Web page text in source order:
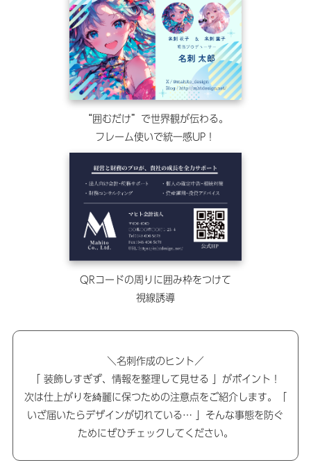
“囲むだけ”で世界観が伝わる。
フレーム使いで統一感UP！
QRコードの周りに囲み枠をつけて
視線誘導
＼名刺作成のヒント／
「 装飾しすぎず、情報を整理して見せる 」がポイント！
次は仕上がりを綺麗に保つための注意点をご紹介します。「
いざ届いたらデザインが切れている… 」そんな事態を防ぐ
ためにぜひチェックしてください。